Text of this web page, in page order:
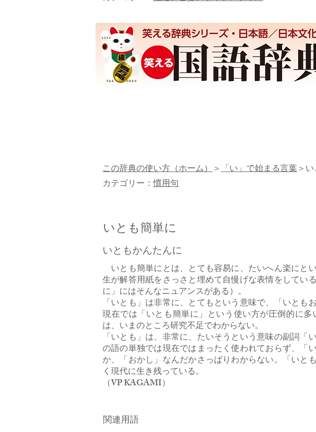
この辞典の使い方（ホーム）＞「い」で始まる言葉＞
カテゴリー：慣用句
いとも簡単に
いともかんたんに
いとも簡単にとは、とても容易に、たいへん楽にと
生が解答用紙をさっさと埋めて自慢げな表情をしてい
に」にはそんなニュアンスがある）。
「いとも」は非常に、とてもという意味で、「いとも
現在では「いとも簡単に」という使い方が圧倒的に
は、いまのところ研究不足でわからない。
「いとも」は、非常に、たいそうという意味の副詞
の語の単独では現在ではまったく使われておらず、「
か、「おかし」なんだかさっぱりわからない。「いと
く現代に生き残っている。
​（VP KAGAMI）
関連用語